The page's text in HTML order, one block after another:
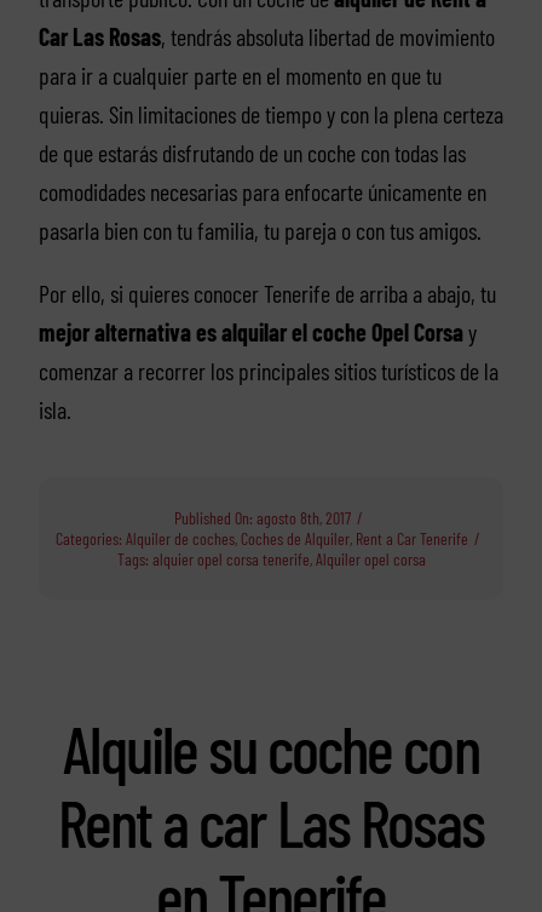
Car Las Rosas, tendrás absoluta libertad de movimiento
para ir a cualquier parte en el momento en que tu
quieras. Sin limitaciones de tiempo y con la plena certeza
de que estarás disfrutando de un coche con todas las
comodidades necesarias para enfocarte únicamente en
pasarla bien con tu familia, tu pareja o con tus amigos.
Por ello, si quieres conocer Tenerife de arriba a abajo, tu
mejor alternativa es alquilar el coche Opel Corsa y
comenzar a recorrer los principales sitios turísticos de la
isla.
Published On: agosto 8th, 2017 /
Categories: Alquiler de coches, Coches de Alquiler, Rent a Car Tenerife /
Tags: alquier opel corsa tenerife,Alquiler opel corsa
Alquile su coche con
Rent a car Las Rosas
en Tenerife